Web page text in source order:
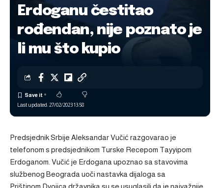
Erdoganu čestitao
rođendan, nije poznato je
li mu što kupio
Last updated: 27/02/2023 13:58
Predsjednik Srbije Aleksandar Vučić razgovarao je
telefonom s predsjednikom Turske Recepom Tayyipom
Erdoganom. Vučić je Erdogana upoznao sa stavovima
službenog Beograda uoči nastavka dijaloga sa
Prištinom.Dvojica državnika su se usuglasili da je najvažnije